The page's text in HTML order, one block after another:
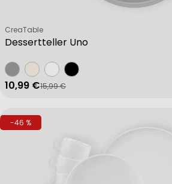
Dessertteller Uno
Verkäufer:
CreaTable
Verkaufspreis
10,99 €
Regulärer Preis
15,99 €
-46 %